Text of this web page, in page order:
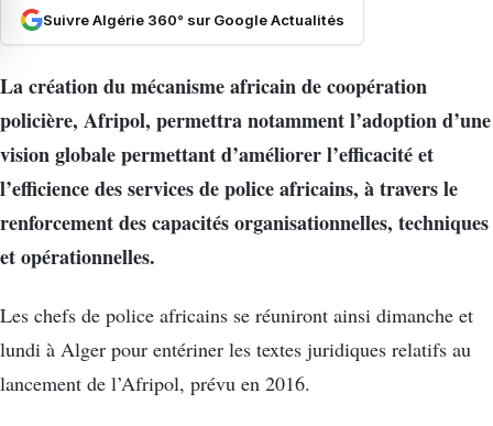
Suivre Algérie 360° sur Google Actualités
La création du mécanisme africain de coopération
policière, Afripol, permettra notamment l’adoption d’une
vision globale permettant d’améliorer l’efficacité et
l’efficience des services de police africains, à travers le
renforcement des capacités organisationnelles, techniques
et opérationnelles.
Les chefs de police africains se réuniront ainsi dimanche et
lundi à Alger pour entériner les textes juridiques relatifs au
lancement de l’Afripol, prévu en 2016.